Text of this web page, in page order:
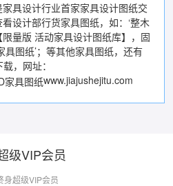
家具设计行业首家家具设计图纸交
设计部行货家具图纸，如：‘整木
限量版 活动家具设计图纸库】， 固
具图纸’；等其他家具图纸，还有
载，网址：
www.jiajushejitu.com
级VIP会员
身超级VIP会员